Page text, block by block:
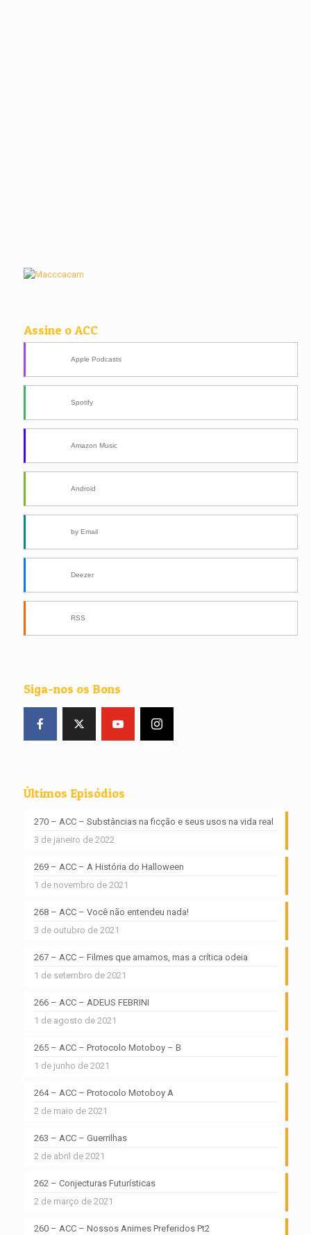
Assine o ACC
Apple Podcasts
Spotify
Amazon Music
Android
by Email
Deezer
RSS
Siga-nos os Bons
Últimos Episódios
270 – ACC – Substâncias na ficção e seus usos na vida real
3 de janeiro de 2022
269 – ACC – A História do Halloween
1 de novembro de 2021
268 – ACC – Você não entendeu nada!
3 de outubro de 2021
267 – ACC – Filmes que amamos, mas a crítica odeia
1 de setembro de 2021
266 – ACC – ADEUS FEBRINI
1 de agosto de 2021
265 – ACC – Protocolo Motoboy – B
1 de junho de 2021
264 – ACC – Protocolo Motoboy A
2 de maio de 2021
263 – ACC – Guerrilhas
2 de abril de 2021
262 – Conjecturas Futurísticas
2 de março de 2021
260 – ACC – Nossos Animes Preferidos Pt2